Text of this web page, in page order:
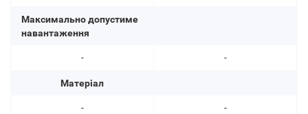
Максимально допустиме
навантаження
-
Матеріал
-
-
-